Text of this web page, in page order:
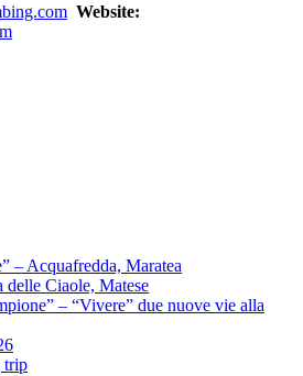
Website:
– Acquafredda, Maratea
Ciaole, Matese
– “Vivere” due nuove vie alla
trip